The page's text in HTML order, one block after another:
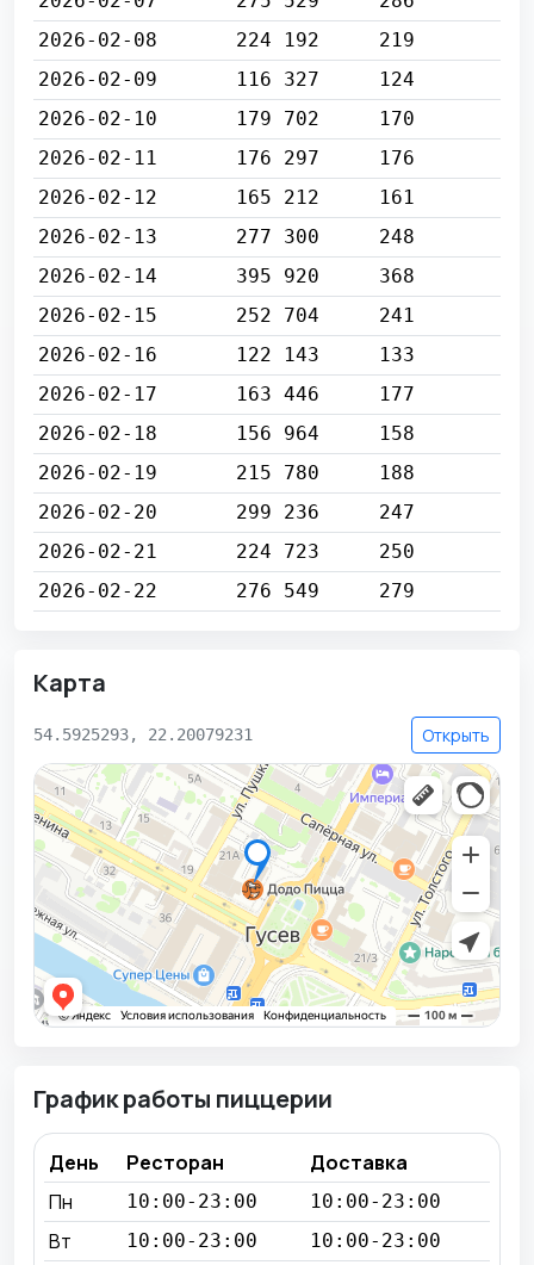
2026-02-08
224 192
219
2026-02-09
116 327
124
2026-02-10
179 702
170
2026-02-11
176 297
176
2026-02-12
165 212
161
2026-02-13
277 300
248
2026-02-14
395 920
368
2026-02-15
252 704
241
2026-02-16
122 143
133
2026-02-17
163 446
177
2026-02-18
156 964
158
2026-02-19
215 780
188
2026-02-20
299 236
247
2026-02-21
224 723
250
2026-02-22
276 549 279
Карта
54.5925293, 22.20079231 Открыть
График работы пиццерии
День Ресторан
Доставка
Пн
10:00-23:00 10:00-23:00
Вт 10:00-23:00 10:00-23:00